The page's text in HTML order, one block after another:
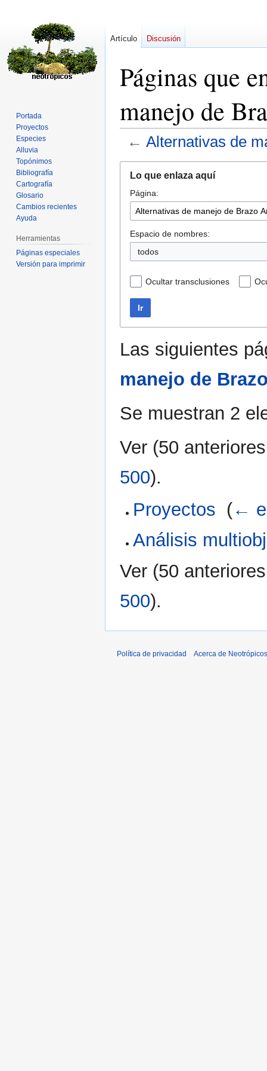
Páginas que
manejo de
← Alternativas de
navegación
búsqueda
Lo que enlaza aquí
Página:
Espacio de nombres:
todos
Ocultar transclusiones
Ir
Las siguientes
manejo de
Se muestran 2
Ver (50 anteriores
500).
Proyectos (←
Análisis
Ver (50 anteriores
500).
Artículo Discusión
Portada
Proyectos
Especies
Alluvia
Topónimos
Bibliografía
Cartografía
Glosario
Cambios recientes
Ayuda
Herramientas
Páginas especiales
Versión para imprimir
Política de privacidad Acerca de Neotrópicos